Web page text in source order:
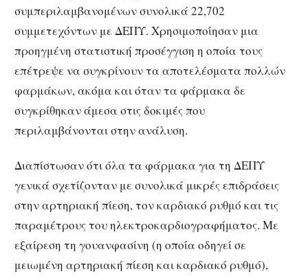
συμπεριλαμβανομένων συνολικά 22,702
συμμετεχόντων με ΔΕΠΥ. Χρησιμοποίησαν μια
προηγμένη στατιστική προσέγγιση η οποία τους
επέτρεψε να συγκρίνουν τα αποτελέσματα πολλών
φαρμάκων, ακόμα και όταν τα φάρμακα δε
συγκρίθηκαν άμεσα στις δοκιμές που
περιλαμβάνονται στην ανάλυση.
Διαπίστωσαν ότι όλα τα φάρμακα για τη ΔΕΠΥ
γενικά σχετίζονταν με συνολικά μικρές επιδράσεις
στην αρτηριακή πίεση, τον καρδιακό ρυθμό και τις
παραμέτρους του ηλεκτροκαρδιογραφήματος. Με
εξαίρεση τη γουανφασίνη (η οποία οδηγεί σε
μειωμένη αρτηριακή πίεση και καρδιακό ρυθμό),